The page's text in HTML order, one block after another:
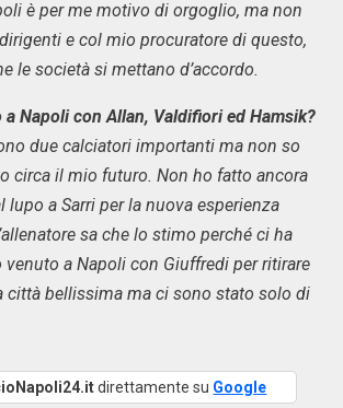
è per me motivo di orgoglio, ma non
e col mio procuratore di questo,
le società si mettano d’accordo.
a Napoli con Allan, Valdifiori ed Hamsik?
due calciatori importanti ma non so
circa il mio futuro. Non ho fatto ancora
lupo a Sarri per la nuova esperienza
sa che lo stimo perché ci ha
venuto a Napoli con Giuffredi per ritirare
città bellissima ma ci sono stato solo di
direttamente su Google